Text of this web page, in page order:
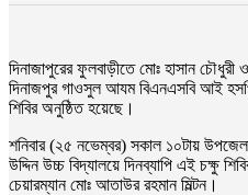
দিনাজাপুরের ফুলবাড়ীতে মোঃ হাসান
দিনাজপুর গাওসুল আযম বিএনএসবি আই
শিবির অনুষ্ঠিত হয়েছে।
শনিবার (২৫ নভেম্বর) সকাল ১০টায়
উদ্দিন উচ্চ বিদ্যালয়ে দিনব্যাপি এই চক্ষু
চেয়ারম্যান মোঃ আতাউর রহমান মিল্টন।